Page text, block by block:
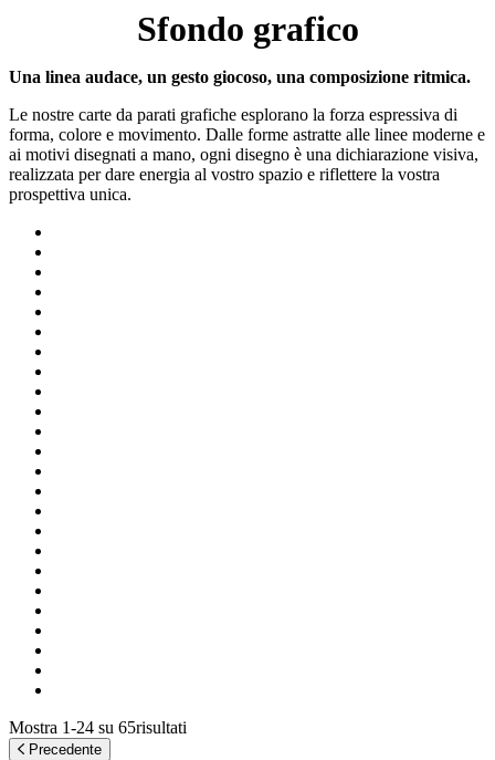
Sfondo grafico
Una linea audace, un gesto giocoso, una composizione ritmica.
Le nostre carte da parati grafiche esplorano la forza espressiva di
forma, colore e movimento. Dalle forme astratte alle linee moderne e
ai motivi disegnati a mano, ogni disegno è una dichiarazione visiva,
realizzata per dare energia al vostro spazio e riflettere la vostra
prospettiva unica.
Mostra 1-24 su 65risultati
Precedente